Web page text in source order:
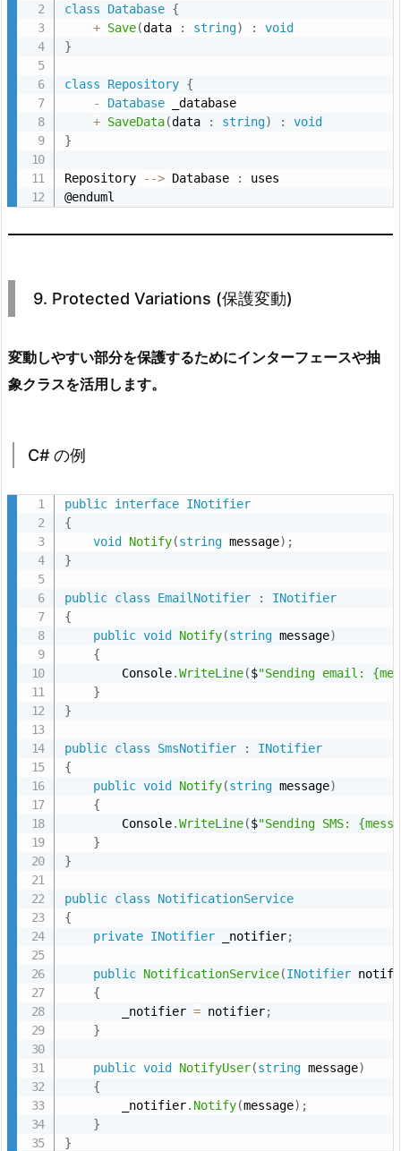
class
Database {
+ Save(data : string) :
void
}
class Repository {
-
Database _database
+ SaveData(data : string) :
void
}
Repository --> Database :
uses
@enduml
9. Protected Variations (保護変動)
変動しやすい部分を保護するためにインターフェースや抽
象クラスを活用します。
C# の例
public interface INotifier
{
void
Notify(string message) ;
}
public class EmailNotifier :
INotifier
{
public void Notify(string message)
{
        Console
.WriteLine($"Sending email:
}
}
public class SmsNotifier :
INotifier
{
public void Notify(string message)
{
        Console
.WriteLine($"Sending SMS:
}
}
public class
NotificationService
{
private INotifier _notifier;
public NotificationService(INotifier
{
        _notifier
= notifier;
}
public void NotifyUser(string message)
{
        _notifier
. Notify(message) ;
}
}